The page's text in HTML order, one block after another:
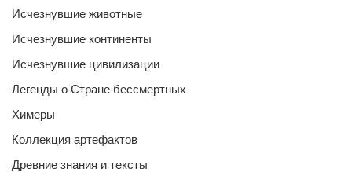
Исчезнувшие животные
Исчезнувшие континенты
Исчезнувшие цивилизации
Легенды о Стране бессмертных
Химеры
Коллекция артефактов
Древние знания и тексты